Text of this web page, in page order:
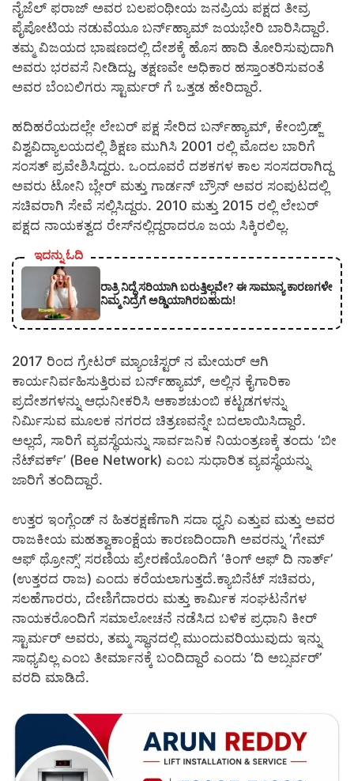
ನೈಜೆಲ್ ಫರಾಜ್ ಅವರ ಬಲಪಂಥೀಯ ಜನಪ್ರಿಯ ಪಕ್ಷದ ತೀವ್ರ
ಪೈಪೋಟಿಯ ನಡುವೆಯೂ ಬರ್ನ್‌ಹ್ಯಾಮ್ ಜಯಭೇರಿ ಬಾರಿಸಿದ್ದಾರೆ.
ತಮ್ಮ ವಿಜಯದ ಭಾಷಣದಲ್ಲಿ ದೇಶಕ್ಕೆ ಹೊಸ ಹಾದಿ ತೋರಿಸುವುದಾಗಿ
ಅವರು ಭರವಸೆ ನೀಡಿದ್ದು, ತಕ್ಷಣವೇ ಅಧಿಕಾರ ಹಸ್ತಾಂತರಿಸುವಂತೆ
ಅವರ ಬೆಂಬಲಿಗರು ಸ್ಟಾರ್ಮರ್‌ ಗೆ ಒತ್ತಡ ಹೇರಿದ್ದಾರೆ.
ಹದಿಹರೆಯದಲ್ಲೇ ಲೇಬರ್ ಪಕ್ಷ ಸೇರಿದ ಬರ್ನ್‌ಹ್ಯಾಮ್, ಕೇಂಬ್ರಿಡ್ಜ್
ವಿಶ್ವವಿದ್ಯಾಲಯದಲ್ಲಿ ಶಿಕ್ಷಣ ಮುಗಿಸಿ 2001 ರಲ್ಲಿ ಮೊದಲ ಬಾರಿಗೆ
ಸಂಸತ್ ಪ್ರವೇಶಿಸಿದ್ದರು. ಒಂದೂವರೆ ದಶಕಗಳ ಕಾಲ ಸಂಸದರಾಗಿದ್ದ
ಅವರು ಟೋನಿ ಬ್ಲೇರ್ ಮತ್ತು ಗಾರ್ಡನ್ ಬ್ರೌನ್ ಅವರ ಸಂಪುಟದಲ್ಲಿ
ಸಚಿವರಾಗಿ ಸೇವೆ ಸಲ್ಲಿಸಿದ್ದರು. 2010 ಮತ್ತು 2015 ರಲ್ಲಿ ಲೇಬರ್
ಪಕ್ಷದ ನಾಯಕತ್ವದ ರೇಸ್‌ನಲ್ಲಿದ್ದರಾದರೂ ಜಯ ಸಿಕ್ಕಿರಲಿಲ್ಲ.
ಇದನ್ನು ಓದಿ
ರಾತ್ರಿ ನಿದ್ದೆ ಸರಿಯಾಗಿ ಬರುತ್ತಿಲ್ಲವೇ? ಈ ಸಾಮಾನ್ಯ ಕಾರಣಗಳೇ
ನಿಮ್ಮ ನಿದ್ರೆಗೆ ಅಡ್ಡಿಯಾಗಿರಬಹುದು!
2017 ರಿಂದ ಗ್ರೇಟರ್ ಮ್ಯಾಂಚೆಸ್ಟರ್‌ ನ ಮೇಯರ್ ಆಗಿ
ಕಾರ್ಯನಿರ್ವಹಿಸುತ್ತಿರುವ ಬರ್ನ್‌ಹ್ಯಾಮ್, ಅಲ್ಲಿನ ಕೈಗಾರಿಕಾ
ಪ್ರದೇಶಗಳನ್ನು ಆಧುನೀಕರಿಸಿ ಆಕಾಶಚುಂಬಿ ಕಟ್ಟಡಗಳನ್ನು
ನಿರ್ಮಿಸುವ ಮೂಲಕ ನಗರದ ಚಿತ್ರಣವನ್ನೇ ಬದಲಾಯಿಸಿದ್ದಾರೆ.
ಅಲ್ಲದೆ, ಸಾರಿಗೆ ವ್ಯವಸ್ಥೆಯನ್ನು ಸಾರ್ವಜನಿಕ ನಿಯಂತ್ರಣಕ್ಕೆ ತಂದು ‘ಬೀ
ನೆಟ್‌ವರ್ಕ್’ (Bee Network) ಎಂಬ ಸುಧಾರಿತ ವ್ಯವಸ್ಥೆಯನ್ನು
ಜಾರಿಗೆ ತಂದಿದ್ದಾರೆ.
ಉತ್ತರ ಇಂಗ್ಲೆಂಡ್‌ ನ ಹಿತರಕ್ಷಣೆಗಾಗಿ ಸದಾ ಧ್ವನಿ ಎತ್ತುವ ಮತ್ತು ಅವರ
ರಾಜಕೀಯ ಮಹತ್ವಾಕಾಂಕ್ಷೆಯ ಕಾರಣದಿಂದಾಗಿ ಅವರನ್ನು ‘ಗೇಮ್
ಆಫ್ ಥ್ರೋನ್ಸ್’ ಸರಣಿಯ ಪ್ರೇರಣೆಯೊಂದಿಗೆ ‘ಕಿಂಗ್ ಆಫ್ ದಿ ನಾರ್ತ್’
(ಉತ್ತರದ ರಾಜ) ಎಂದು ಕರೆಯಲಾಗುತ್ತದೆ.ಕ್ಯಾಬಿನೆಟ್ ಸಚಿವರು,
ಸಲಹೆಗಾರರು, ದೇಣಿಗೆದಾರರು ಮತ್ತು ಕಾರ್ಮಿಕ ಸಂಘಟನೆಗಳ
ನಾಯಕರೊಂದಿಗೆ ಸಮಾಲೋಚನೆ ನಡೆಸಿದ ಬಳಿಕ ಪ್ರಧಾನಿ ಕೀರ್
ಸ್ಟಾರ್ಮರ್ ಅವರು, ತಮ್ಮ ಸ್ಥಾನದಲ್ಲಿ ಮುಂದುವರಿಯುವುದು ಇನ್ನು
ಸಾಧ್ಯವಿಲ್ಲ ಎಂಬ ತೀರ್ಮಾನಕ್ಕೆ ಬಂದಿದ್ದಾರೆ ಎಂದು ‘ದಿ ಅಬ್ಸರ್ವರ್’
ವರದಿ ಮಾಡಿದೆ.